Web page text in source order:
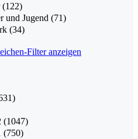
(122)
und Jugend (71)
(34)
Filter anzeigen
(1047)
(750)